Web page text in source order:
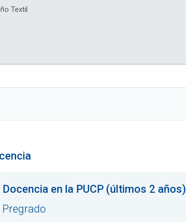
Textil
Docencia en la PUCP (últimos 2 años)
Pregrado